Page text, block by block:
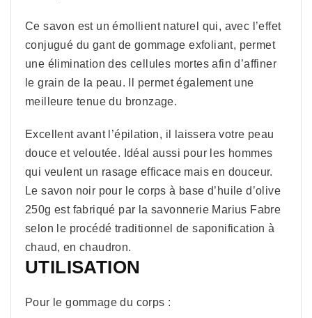
Ce savon est un émollient naturel qui, avec l’effet
conjugué du gant de gommage exfoliant, permet
une élimination des cellules mortes afin d’affiner
le grain de la peau. Il permet également une
meilleure tenue du bronzage.
Excellent avant l’épilation, il laissera votre peau
douce et veloutée. Idéal aussi pour les hommes
qui veulent un rasage efficace mais en douceur.
Le savon noir pour le corps à base d’huile d’olive
250g est fabriqué par la savonnerie Marius Fabre
selon le procédé traditionnel de saponification à
chaud, en chaudron.
UTILISATION
Pour le gommage du corps :